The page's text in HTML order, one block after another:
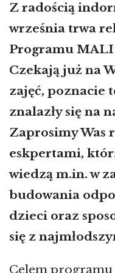
Z radością
września trwa
Programu MALI
Czekają już na
zajęć, poznacie
znalazły się na
Zaprosimy Was
eskpertami,
wiedzą m.in. w
budowania
dzieci oraz
się z
Celem